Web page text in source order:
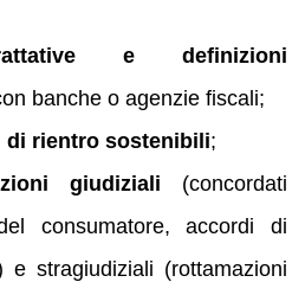
e definizioni
banche o agenzie fiscali;
di rientro sostenibili;
giudiziali (concordati
consumatore, accordi di
e stragiudiziali (rottamazioni